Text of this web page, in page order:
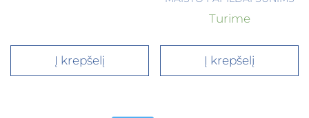
Į krepšelį
Turime
Į krepšelį